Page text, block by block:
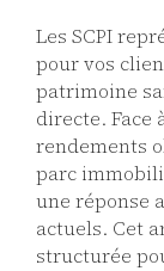
Les SCPI
pour vos
patrimoine
directe. Face
rendements
parc
une réponse
actuels. Cet
structurée